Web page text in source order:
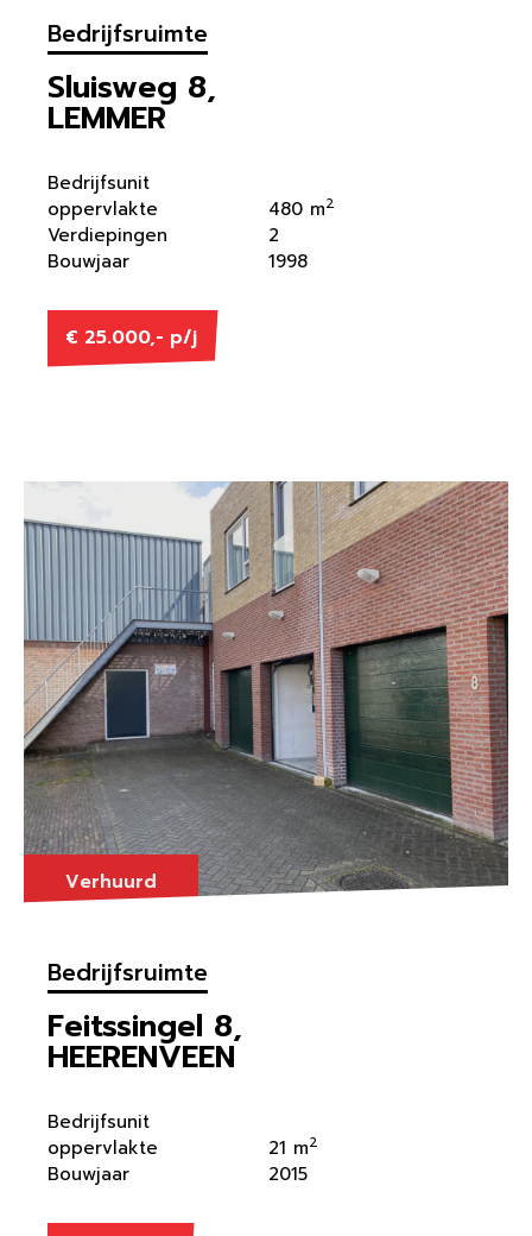
Bedrijfsruimte
Sluisweg 8,
LEMMER
Bedrijfsunit
oppervlakte
Verdiepingen
Bouwjaar
480 m2
2
1998
€ 25.000,- p/j
Verhuurd
Bedrijfsruimte
Feitssingel 8,
HEERENVEEN
Bedrijfsunit
oppervlakte
Bouwjaar
21 m2
2015